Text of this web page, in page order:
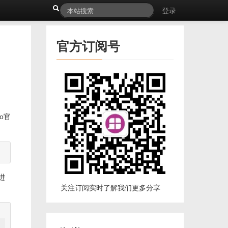
登录
官
官方订阅号
关注订阅实时了解我们更多分享